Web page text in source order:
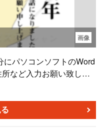
画像
パソコンソフトのWord
など入力お願い致しま